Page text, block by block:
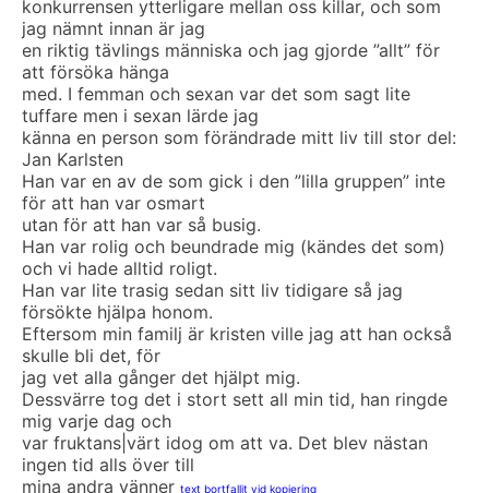
konkurrensen ytterligare mellan oss killar, och som
jag nämnt innan är jag
en riktig tävlings människa och jag gjorde ”allt” för
att försöka hänga
med. I femman och sexan var det som sagt lite
tuffare men i sexan lärde jag
känna en person som förändrade mitt liv till stor del:
Jan Karlsten
Han var en av de som gick i den ”lilla gruppen” inte
för att han var osmart
utan för att han var så busig.
Han var rolig och beundrade mig (kändes det som)
och vi hade alltid roligt.
Han var lite trasig sedan sitt liv tidigare så jag
försökte hjälpa honom.
Eftersom min familj är kristen ville jag att han också
skulle bli det, för
jag vet alla gånger det hjälpt mig.
Dessvärre tog det i stort sett all min tid, han ringde
mig varje dag och
var fruktans|värt idog om att va. Det blev nästan
ingen tid alls över till
mina andra vänner text bortfallit vid kopiering